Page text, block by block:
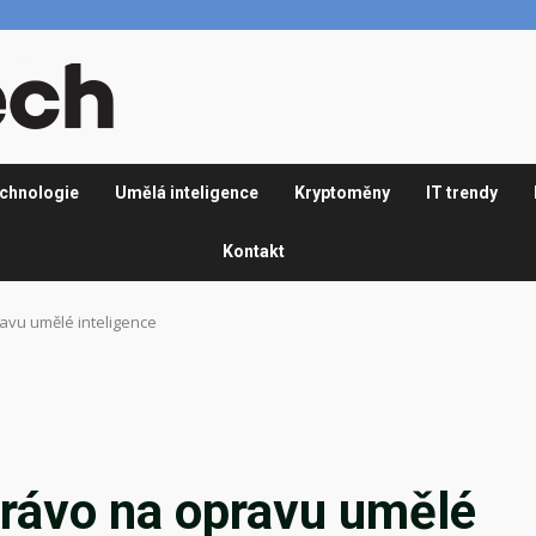
Umělá inteligence Kryptoměny IT trendy
Kontakt
umělé inteligence
na opravu umělé